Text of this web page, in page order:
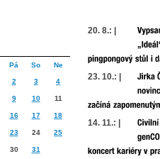
Pá So Ne
2 3 4
9 10 11
16 17 18
23 24 25
30 31
20. 8.: |
23. 10.: |
14. 11.: |